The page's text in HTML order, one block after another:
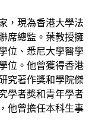
，現為香港大學法
席總監。葉教授擁
位、悉尼大學醫學
位。他曾獲得香港
究著作獎和學院傑
學者獎和青年學者
他曾擔任本科生事